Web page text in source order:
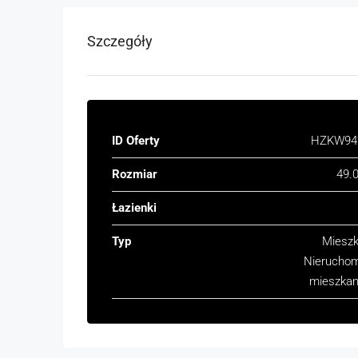
Szczegóły
ID Oferty
Rozmiar
Łazienki
Typ